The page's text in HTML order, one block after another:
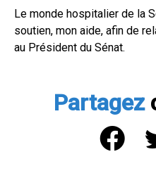
Le monde hospitalier de la
soutien, mon aide, afin de
au Président du Sénat.
Partagez